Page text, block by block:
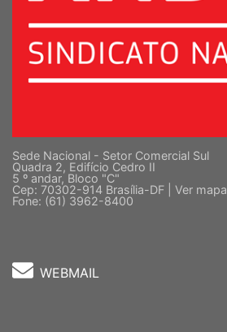
Sede Nacional - Setor Comercial Sul
Quadra 2, Edifício Cedro II
5 º andar, Bloco "C"
Cep: 70302-914 Brasília-DF | Ver mapa
Fone: (61) 3962-8400
WEBMAIL